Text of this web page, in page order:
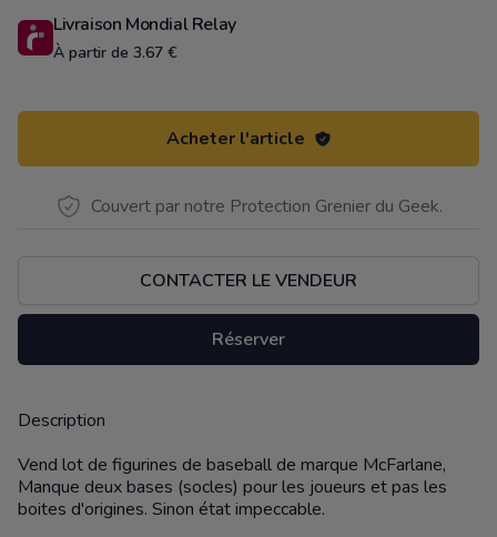
Livraison Mondial Relay
À partir de 3.67 €
Acheter l'article
Couvert par notre Protection Grenier du Geek.
CONTACTER LE VENDEUR
Réserver
Description
Description
Vend lot de figurines de baseball de marque McFarlane,
Manque deux bases (socles) pour les joueurs et pas les
boites d'origines. Sinon état impeccable.